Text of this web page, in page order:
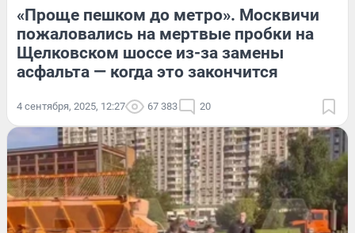
«Проще пешком до метро». Москвичи
пожаловались на мертвые пробки на
Щелковском шоссе из-за замены
асфальта — когда это закончится
4 сентября, 2025, 12:27 67 383 20